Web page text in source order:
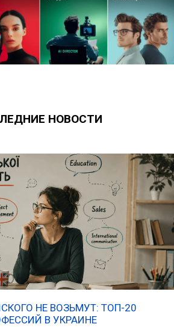
НОВОСТИ
НЕ ВОЗЬМУТ: ТОП-20
В УКРАИНЕ